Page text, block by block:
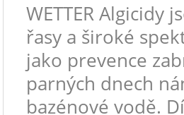
WETTER
řasy a široké
jako prevence
parných dnech
bazénové vodě.